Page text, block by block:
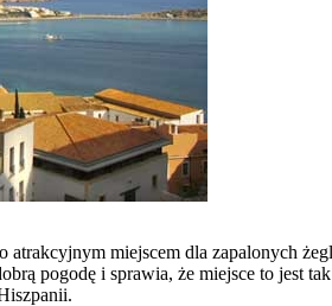
atrakcyjnym miejscem dla zapalonych
pogodę i sprawia, że miejsce to jest